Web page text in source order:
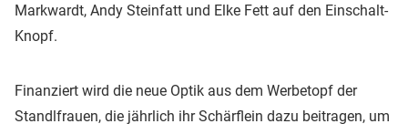
Markwardt, Andy Steinfatt und Elke Fett auf den Einschalt-
Knopf.
Finanziert wird die neue Optik aus dem Werbetopf der
Standlfrauen, die jährlich ihr Schärflein dazu beitragen, um